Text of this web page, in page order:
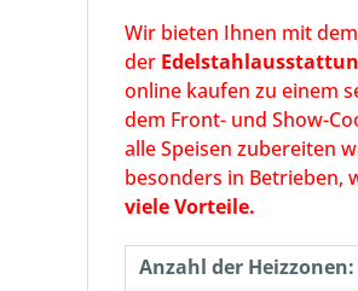
Wir bieten Ihnen mit dem
der
online kaufen zu einem
dem Front- und Show-
alle Speisen zubereiten
besonders in Betrieben,
viele Vorteile.
Anzahl der Heizzonen: